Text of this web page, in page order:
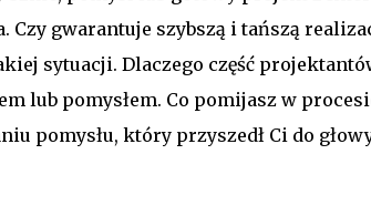
gwarantuje szybszą i tańszą
sytuacji. Dlaczego część
lub pomysłem. Co pomijasz w
pomysłu, który przyszedł Ci do